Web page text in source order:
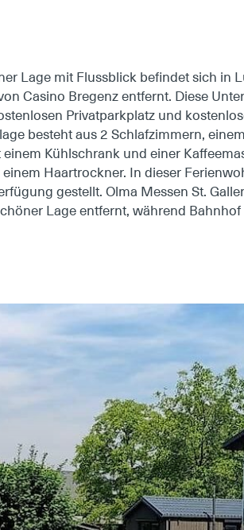
Lage mit Flussblick befindet sich in
Casino Bregenz entfernt. Diese
Privatparkplatz und
besteht aus 2 Schlafzimmern,
Kühlschrank und einer
Haartrockner. In dieser
gestellt. Olma Messen St.
Lage entfernt, während